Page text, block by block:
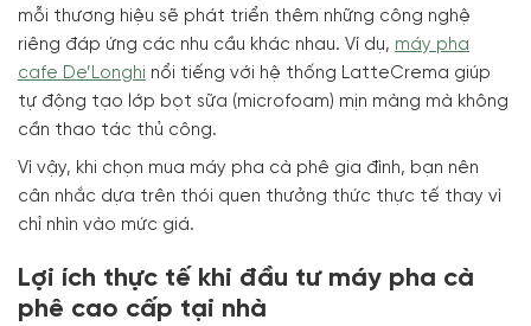
mỗi thương hiệu sẽ phát triển thêm những công nghệ
riêng đáp ứng các nhu cầu khác nhau. Ví dụ, máy pha
cafe De’Longhi nổi tiếng với hệ thống LatteCrema giúp
tự động tạo lớp bọt sữa (microfoam) mịn màng mà không
cần thao tác thủ công.
Vì vậy, khi chọn mua máy pha cà phê gia đình, bạn nên
cân nhắc dựa trên thói quen thưởng thức thực tế thay vì
chỉ nhìn vào mức giá.
Lợi ích thực tế khi đầu tư máy pha cà
phê cao cấp tại nhà